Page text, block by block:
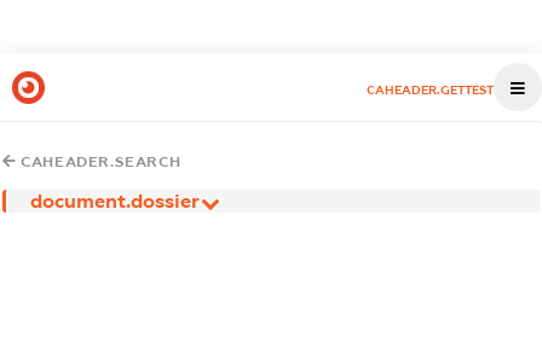
CAHEADER.GETTEST
CAHEADER.SEARCH
document.dossier